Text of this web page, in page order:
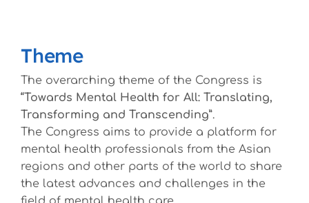
Theme
The overarching theme of the Congress is
“Towards Mental Health for All: Translating,
Transforming and Transcending”.
The Congress aims to provide a platform for
mental health professionals from the Asian
regions and other parts of the world to share
the latest advances and challenges in the